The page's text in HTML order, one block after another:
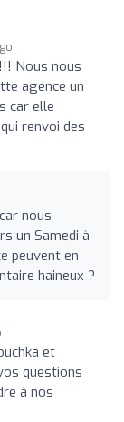
Nous nous
agence un
car elle
renvoi des
nous
un Samedi à
peuvent en
haineux ?
et
questions
à nos